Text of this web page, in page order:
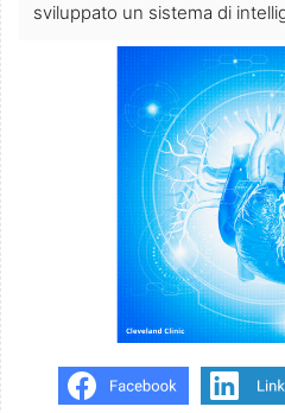
sviluppato un sistema di